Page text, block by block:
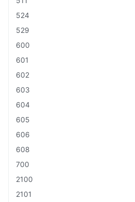
524
529
600
601
602
603
604
605
606
608
700
2100
2101